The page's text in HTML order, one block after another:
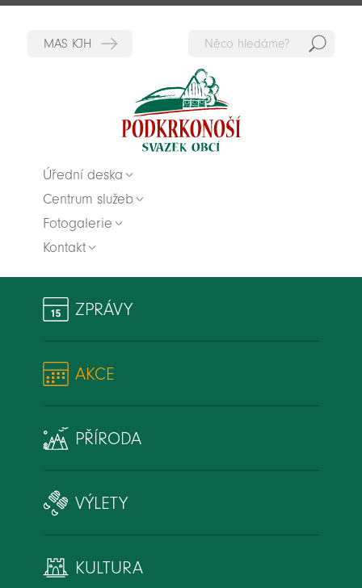
Úřední deska
Centrum služeb
Fotogalerie
Kontakt
ZPRÁVY
AKCE
PŘÍRODA
VÝLETY
KULTURA